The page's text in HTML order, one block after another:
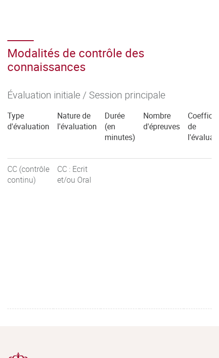
Modalités de contrôle des
connaissances
Évaluation initiale / Session principale
Type
d'évaluation
Nature de
l'évaluation
Durée
(en
minutes)
Nombre
d'épreuves
de
CC (contrôle
continu)
CC : Ecrit
et/ou Oral